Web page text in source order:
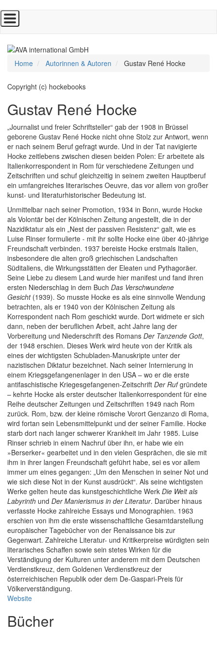
Direkt
zum
Inhalt
Home Autorinnen & Autoren Gustav René Hocke
Copyright (c) hockebooks
Gustav René Hocke
„Journalist und freier Schriftsteller“ gab der 1908 in Brüssel
geborene Gustav René Hocke nicht ohne Stolz zur Antwort, wenn
er nach seinem Beruf gefragt wurde. Und in der Tat navigierte
Hocke zeitlebens zwischen diesen beiden Polen: Er arbeitete als
Italienkorrespondent in Rom für verschiedene Zeitungen und
Zeitschriften und schuf gleichzeitig in seinem zweiten Hauptberuf
ein umfangreiches literarisches Oeuvre, das vor allem von großer
kunst- und literaturhistorischer Bedeutung ist.
Unmittelbar nach seiner Promotion, 1934 in Bonn, wurde Hocke
als Volontär bei der Kölnischen Zeitung angestellt, die in der
Nazidiktatur als ein „Nest der passiven Resistenz“ galt, wie es
Luise Rinser formulierte - mit ihr sollte Hocke eine über 40-jährige
Freundschaft verbinden. 1937 bereiste Hocke erstmals Italien,
insbesondere die alten groß griechischen Landschaften
Süditaliens, die Wirkungsstätten der Eleaten und Pythagoräer.
Seine Liebe zu diesem Land wurde hier manifest und fand ihren
ersten Niederschlag in dem Buch Das Verschwundene
Gesicht(1939). So musste Hocke es als eine sinnvolle Wendung
betrachten, als er 1940 von der Kölnischen Zeitung als
Korrespondent nach Rom geschickt wurde. Dort widmete er sich
dann, neben der beruflichen Arbeit, acht Jahre lang der
Vorbereitung und Niederschrift des Romans Der Tanzende Gott,
der 1948 erschien. Dieses Werk wird heute von der Kritik als
eines der wichtigsten Schubladen-Manuskripte unter der
nazistischen Diktatur bezeichnet. Nach seiner Internierung in
einem Kriegsgefangenenlager in den USA – wo er die erste
antifaschistische Kriegesgefangenen-Zeitschrift Der Rufgründete
– kehrte Hocke als erster deutscher Italienkorrespondent für eine
Reihe deutscher Zeitungen und Zeitschriften 1949 nach Rom
zurück. Rom, bzw. der kleine römische Vorort Genzanzo di Roma,
wird fortan sein Lebensmittelpunkt und der seiner Familie. Hocke
starb dort nach langer schwerer Krankheit im Jahr 1985. Luise
Rinser schrieb in einem Nachruf über ihn, er habe wie ein
»Berserker« gearbeitet und in den vielen Gesprächen, die sie mit
ihm in ihrer langen Freundschaft geführt habe, sei es vor allem
immer um eines gegangen: „Um den Menschen in seiner Not und
wie sich diese Not in der Kunst ausdrückt“. Als seine wichtigsten
Werke gelten heute das kunstgeschichtliche Werk Die Welt als
Labyrinth und Der Manierismus in der Literatur. Darüber hinaus
verfasste Hocke zahlreiche Essays und Monographien. 1963
erschien von ihm die erste wissenschaftliche Gesamtdarstellung
europäischer Tagebücher von der Renaissance bis zur
Gegenwart. Zahlreiche Literatur- und Kritikerpreise würdigten sein
literarisches Schaffen sowie sein stetes Wirken für die
Verständigung der Kulturen unter anderem mit dem Deutschen
Verdienstkreuz, dem Goldenen Verdienstkreuz der
österreichischen Republik oder dem De-Gaspari-Preis für
Völkerverständigung.
Website
Bücher